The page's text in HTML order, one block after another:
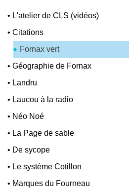
• L'atelier de CLS (vidéos)
•Citations
Fornax vert
•Géographie de Fornax
• Landru
• Laucou à la radio
• Néo Noé
• La Page de sable
• De sycope
• Le système Cotillon
• Marques du Fourneau